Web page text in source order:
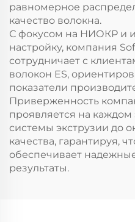
равномерное
качество волокна.
С фокусом на НИОКР и
настройку, компания
сотрудничает с
волокон ES,
показатели
Приверженность
проявляется на каждом
системы экструзии до
качества, гарантируя,
обеспечивает
результаты.